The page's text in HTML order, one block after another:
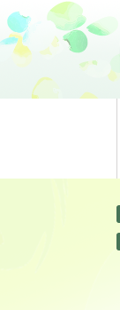
ペ
ー
ジ
メ
ニ
ュ
て